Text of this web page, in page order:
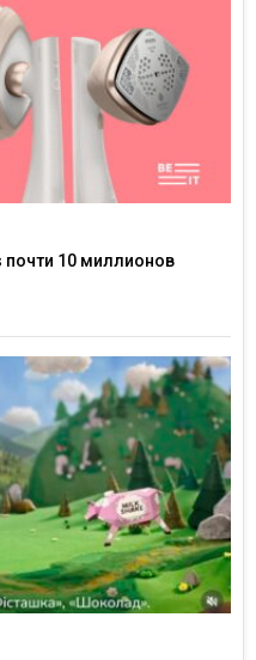
почти 10 миллионов